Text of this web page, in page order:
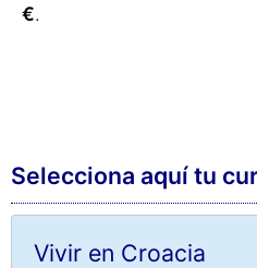
€.
Selecciona aquí tu
Vivir en Croacia